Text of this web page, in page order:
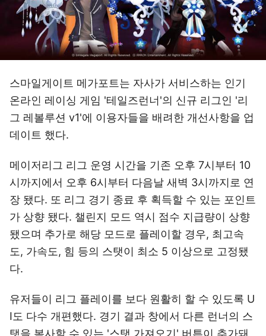
스마일게이트 메가포트는 자사가 서비스하는 인기
온라인 레이싱 게임 '테일즈런너'의 신규 리그인 '리
그 레볼루션 v1'에 이용자들을 배려한 개선사항을 업
데이트 했다.
메이저리그 리그 운영 시간을 기존 오후 7시부터 10
시까지에서 오후 6시부터 다음날 새벽 3시까지로 연
장 됐다. 또 리그 경기 종료 후 획득할 수 있는 포인트
가 상향 됐다. 챌린지 모드 역시 점수 지급량이 상향
됐으며 추가로 해당 모드로 플레이할 경우, 최고속
도, 가속도, 힘 등의 스탯이 최소 5 이상으로 고정됐
다.
유저들이 리그 플레이를 보다 원활히 할 수 있도록 U
I도 다수 개편했다. 경기 결과 창에서 다른 런너의 스
탯을 복사할 수 있는 '스탯 가져오기' 버튼이 추가돼